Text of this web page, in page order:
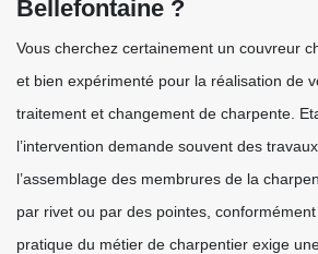
Bellefontaine ?
Vous cherchez certainement un couvreur
et bien expérimenté pour la réalisation de
traitement et changement de charpente.
l’intervention demande souvent des
l’assemblage des membrures de la
par rivet ou par des pointes,
pratique du métier de charpentier exige